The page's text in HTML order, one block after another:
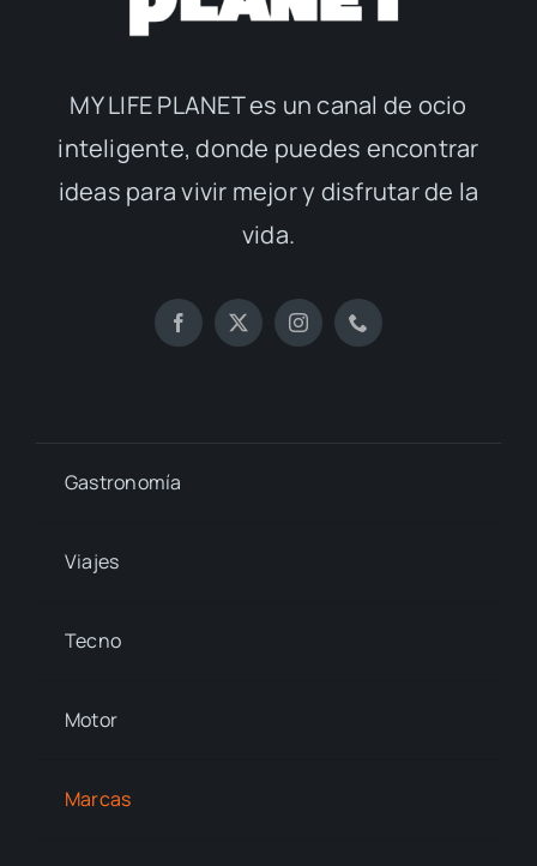
MY LIFE PLANET es un canal de ocio
inteligente, donde puedes encontrar
ideas para vivir mejor y disfrutar de la
vida.
Gastronomía
Viajes
Tecno
Motor
Marcas